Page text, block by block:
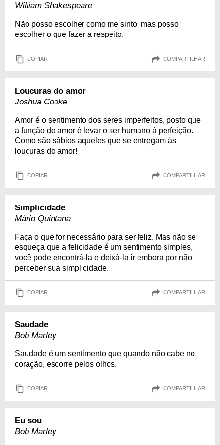
William Shakespeare
Não posso escolher como me sinto, mas posso
escolher o que fazer a respeito.
COPIAR COMPARTILHAR
Loucuras do amor
Joshua Cooke
Amor é o sentimento dos seres imperfeitos, posto que
a função do amor é levar o ser humano à perfeição.
Como são sábios aqueles que se entregam às
loucuras do amor!
COPIAR COMPARTILHAR
Simplicidade
Mário Quintana
Faça o que for necessário para ser feliz. Mas não se
esqueça que a felicidade é um sentimento simples,
você pode encontrá-la e deixá-la ir embora por não
perceber sua simplicidade.
COPIAR COMPARTILHAR
Saudade
Bob Marley
Saudade é um sentimento que quando não cabe no
coração, escorre pelos olhos.
COPIAR COMPARTILHAR
Eu sou
Bob Marley